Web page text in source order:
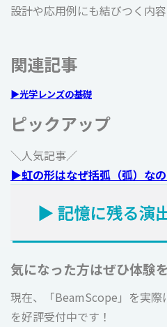
設計や応用例にも結びつく内容
関連記事
▶光学レンズの基礎
ピックアップ
＼人気記事／
▶虹の形はなぜ括弧（弧）なの
気になった方はぜひ体験
現在、「BeamScope」を実
を好評受付中です！